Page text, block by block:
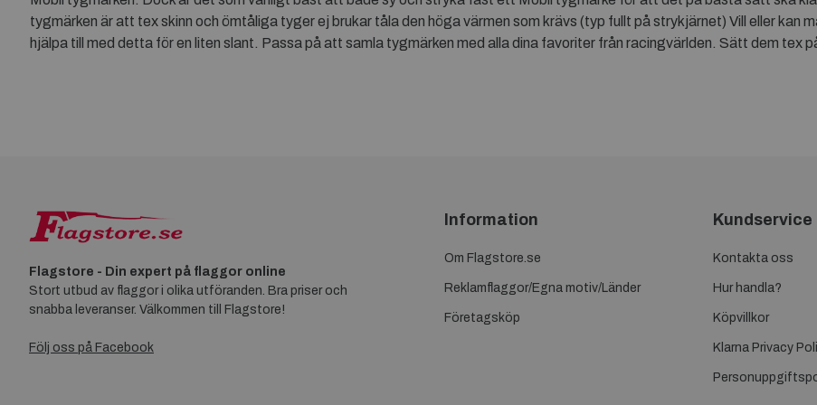
tygmärken är att tex skinn och ömtåliga tyger ej brukar tåla den höga värmen som krävs (typ fullt på strykjärnet) Vill eller kan
hjälpa till med detta för en liten slant. Passa på att samla tygmärken med alla dina favoriter från racingvärlden. Sätt dem tex
Flagstore - Din expert på flaggor online
Stort utbud av flaggor i olika utföranden. Bra priser och
snabba leveranser. Välkommen till Flagstore!
Följ oss på Facebook
Information
Om Flagstore.se
Reklamflaggor/Egna motiv/Länder
Företagsköp
Kundservice
Kontakta oss
Hur handla?
Köpvillkor
Klarna Privacy